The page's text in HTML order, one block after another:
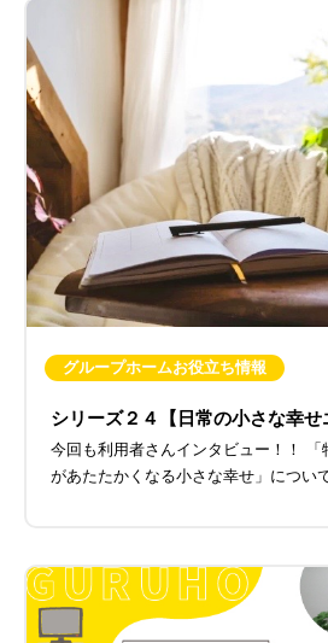
グループホームお役立ち情報
シリーズ２４【日常の小さな幸せ
今回も利用者さんインタビュー！！
があたたかくなる小さな幸せ」につい